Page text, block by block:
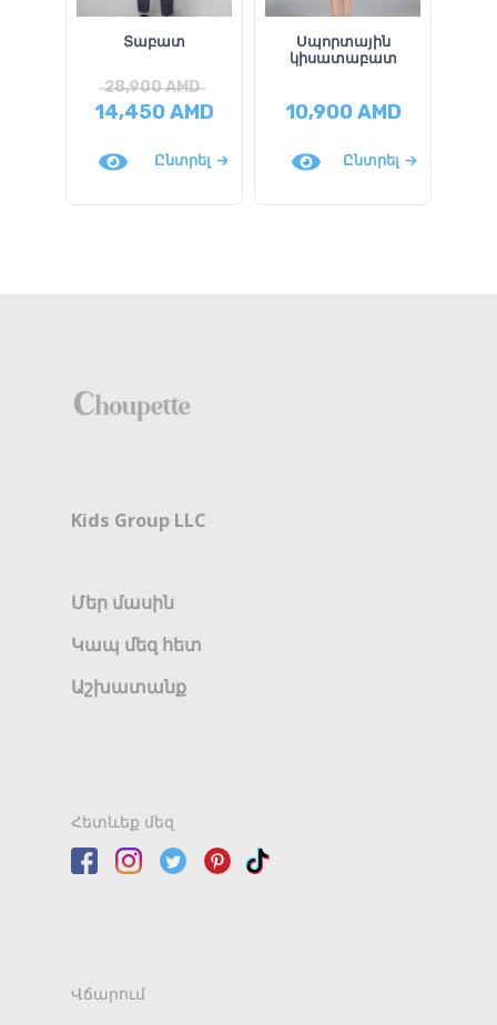
Տաբատ
28,900AMD
14,450AMD
Ընտրել
Սպորտային
կիսատաբատ
10,900AMD
Ընտրել
Kids Group LLC
Մեր մասին
Կապ մեզ հետ
Աշխատանք
Հետևեք մեզ
Վճարում